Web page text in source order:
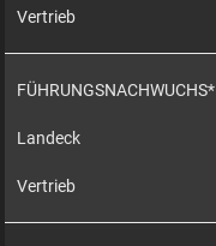
Vertrieb
FÜHRUNGSNACHWUCHS*
Landeck
Vertrieb